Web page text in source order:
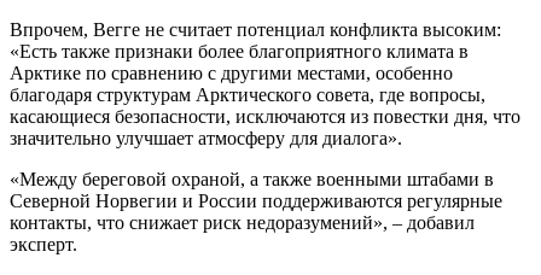
Впрочем, Вегге не считает потенциал конфликта высоким:
«Есть также признаки более благоприятного климата в
Арктике по сравнению с другими местами, особенно
благодаря структурам Арктического совета, где вопросы,
касающиеся безопасности, исключаются из повестки дня, что
значительно улучшает атмосферу для диалога».
«Между береговой охраной, а также военными штабами в
Северной Норвегии и России поддерживаются регулярные
контакты, что снижает риск недоразумений», – добавил
эксперт.